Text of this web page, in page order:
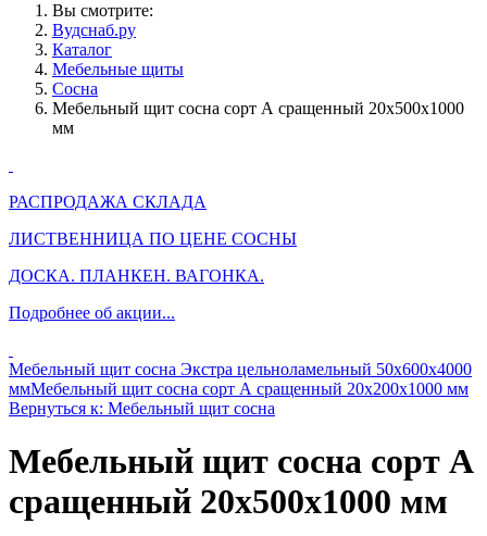
Вы смотрите:
Вудснаб.ру
Каталог
Мебельные щиты
Сосна
Мебельный щит сосна сорт А сращенный 20х500х1000
мм
РАСПРОДАЖА СКЛАДА
ЛИСТВЕННИЦА ПО ЦЕНЕ СОСНЫ
ДОСКА. ПЛАНКЕН. ВАГОНКА.
Подробнее об акции...
Мебельный щит сосна Экстра цельноламельный 50х600х4000
ммМебельный щит сосна сорт А сращенный 20х200х1000 мм
Вернуться к: Мебельный щит сосна
Мебельный щит сосна сорт А
сращенный 20х500х1000 мм